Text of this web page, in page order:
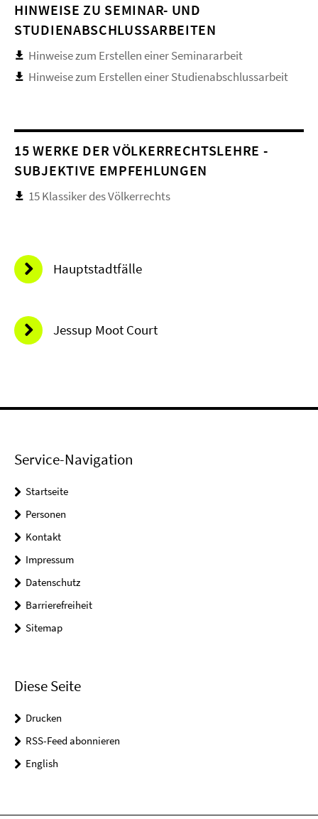
HINWEISE ZU SEMINAR- UND
STUDIENABSCHLUSSARBEITEN
Hinweise zum Erstellen einer Seminararbeit
Hinweise zum Erstellen einer Studienabschlussarbeit
15 WERKE DER VÖLKERRECHTSLEHRE -
SUBJEKTIVE EMPFEHLUNGEN
15 Klassiker des Völkerrechts
Hauptstadtfälle
Jessup Moot Court
Service-Navigation
Startseite
Personen
Kontakt
Impressum
Datenschutz
Barrierefreiheit
Sitemap
Diese Seite
Drucken
RSS-Feed abonnieren
English